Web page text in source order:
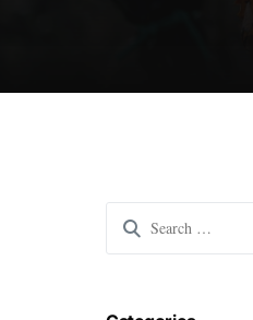
Search
for: